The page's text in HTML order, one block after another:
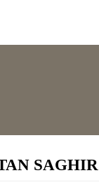
SAGHIR